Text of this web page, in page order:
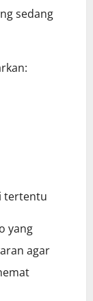
sedang
tertentu
yang
agar